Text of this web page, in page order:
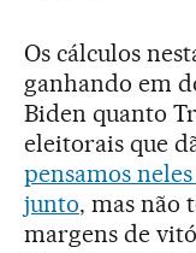
Os cálculos
ganhando em
Biden quanto
eleitorais que
pensamos
junto, mas não
margens de